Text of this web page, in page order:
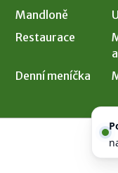
Mandloně
Restaurace
Denní meníčka